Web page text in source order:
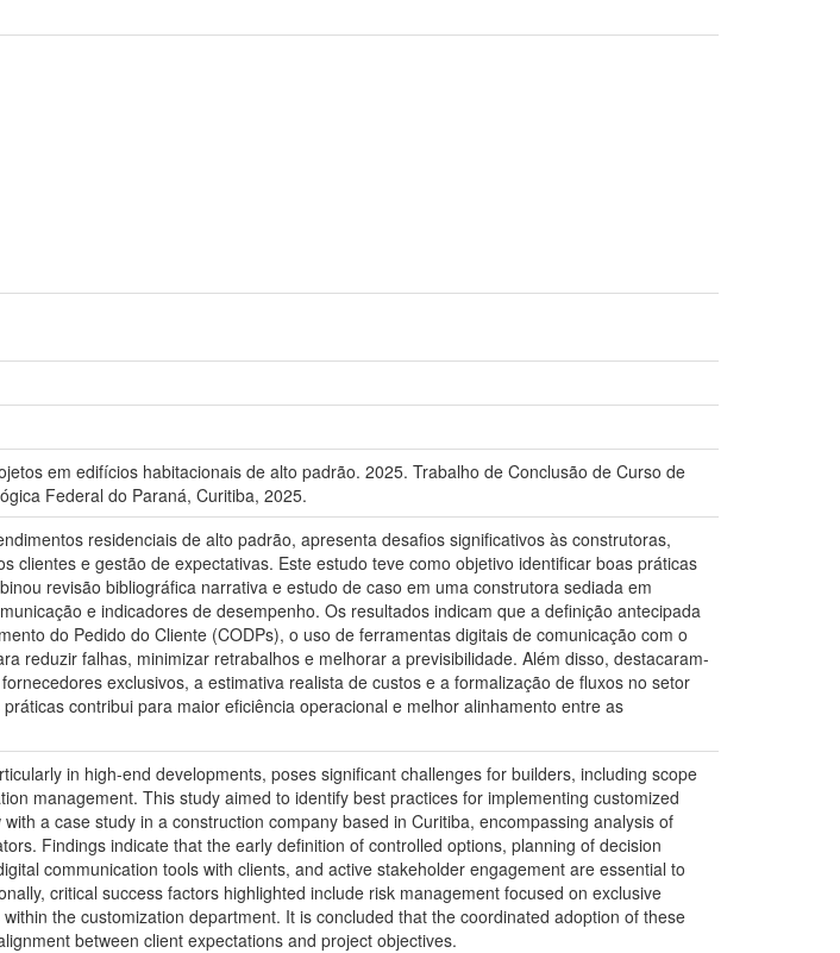
em edifícios habitacionais de alto padrão. 2025. Trabalho de Conclusão de Curso de
Federal do Paraná, Curitiba, 2025.
residenciais de alto padrão, apresenta desafios significativos às construtoras,
clientes e gestão de expectativas. Este estudo teve como objetivo identificar boas práticas
revisão bibliográfica narrativa e estudo de caso em uma construtora sediada em
e indicadores de desempenho. Os resultados indicam que a definição antecipada
do Pedido do Cliente (CODPs), o uso de ferramentas digitais de comunicação com o
reduzir falhas, minimizar retrabalhos e melhorar a previsibilidade. Além disso, destacaram-
exclusivos, a estimativa realista de custos e a formalização de fluxos no setor
contribui para maior eficiência operacional e melhor alinhamento entre as
in high-end developments, poses significant challenges for builders, including scope
management. This study aimed to identify best practices for implementing customized
a case study in a construction company based in Curitiba, encompassing analysis of
Findings indicate that the early definition of controlled options, planning of decision
communication tools with clients, and active stakeholder engagement are essential to
critical success factors highlighted include risk management focused on exclusive
the customization department. It is concluded that the coordinated adoption of these
between client expectations and project objectives.